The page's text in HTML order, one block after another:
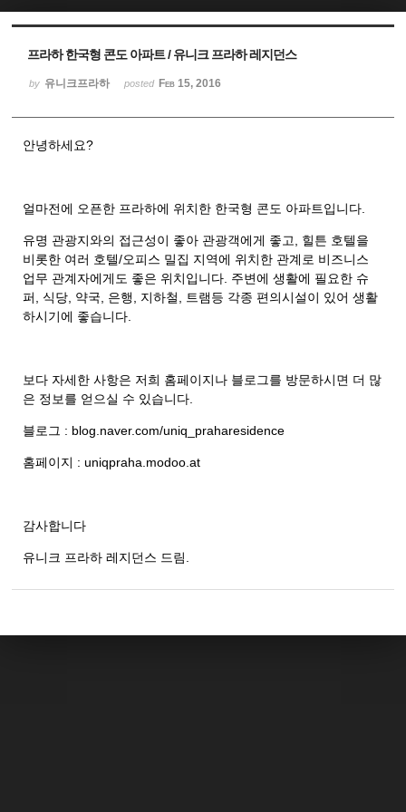
프라하 한국형 콘도 아파트 / 유니크 프라하 레지던스
by 유니크프라하 posted Feb 15, 2016
안녕하세요?
얼마전에 오픈한 프라하에 위치한 한국형 콘도 아파트입니다.
유명 관광지와의 접근성이 좋아 관광객에게 좋고, 힐튼 호텔을
비롯한 여러 호텔/오피스 밀집 지역에 위치한 관계로 비즈니스
업무 관계자에게도 좋은 위치입니다. 주변에 생활에 필요한 슈
퍼, 식당, 약국, 은행, 지하철, 트램등 각종 편의시설이 있어 생활
하시기에 좋습니다.
보다 자세한 사항은 저희 홈페이지나 블로그를 방문하시면 더 많
은 정보를 얻으실 수 있습니다.
블로그 : blog.naver.com/uniq_praharesidence
홈페이지 : uniqpraha.modoo.at
감사합니다
유니크 프라하 레지던스 드림.
Sketchbook5, 스케치북5